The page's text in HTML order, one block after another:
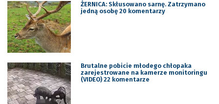
ŻERNICA: Skłusowano sarnę. Zatrzymano
jedną osobę 20 komentarzy
Brutalne pobicie młodego chłopaka
zarejestrowane na kamerze monitoringu
(VIDEO) 22 komentarze